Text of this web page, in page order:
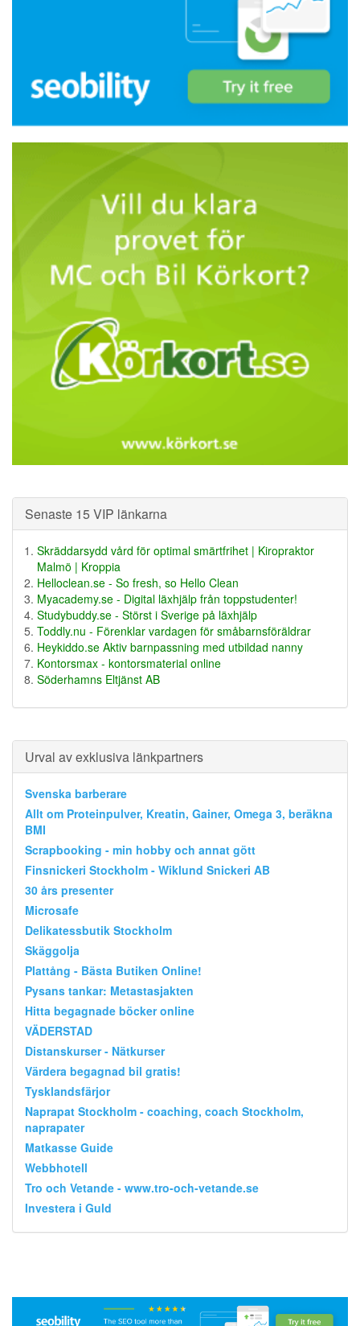
Senaste 15 VIP länkarna
Skräddarsydd vård för optimal smärtfrihet | Kiropraktor
Malmö | Kroppia
Helloclean.se - So fresh, so Hello Clean
Myacademy.se - Digital läxhjälp från toppstudenter!
Studybuddy.se - Störst i Sverige på läxhjälp
Toddly.nu - Förenklar vardagen för småbarnsföräldrar
Heykiddo.se Aktiv barnpassning med utbildad nanny
Kontorsmax - kontorsmaterial online
Söderhamns Eltjänst AB
Urval av exklusiva länkpartners
Svenska barberare
Allt om Proteinpulver, Kreatin, Gainer, Omega 3, beräkna
BMI
Scrapbooking - min hobby och annat gött
Finsnickeri Stockholm - Wiklund Snickeri AB
30 års presenter
Microsafe
Delikatessbutik Stockholm
Skäggolja
Plattång - Bästa Butiken Online!
Pysans tankar: Metastasjakten
Hitta begagnade böcker online
VÄDERSTAD
Distanskurser - Nätkurser
Värdera begagnad bil gratis!
Tysklandsfärjor
Naprapat Stockholm - coaching, coach Stockholm,
naprapater
Matkasse Guide
Webbhotell
Tro och Vetande - www.tro-och-vetande.se
Investera i Guld